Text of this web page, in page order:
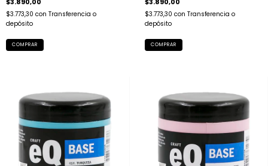
$3.773,30 con Transferencia o
depósito
$3.773,30 con Transferencia o
depósito